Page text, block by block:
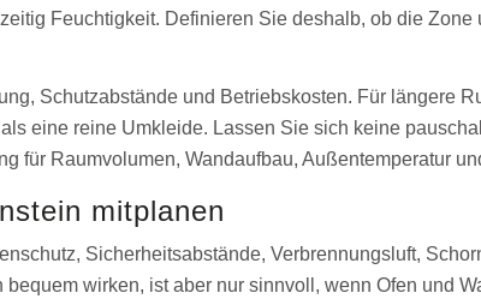
Feuchtigkeit. Definieren Sie deshalb, ob die Zone
Schutzabstände und Betriebskosten. Für längere
eine reine Umkleide. Lassen Sie sich keine
für Raumvolumen, Wandaufbau, Außentemperatur
mitplanen
Sicherheitsabstände, Verbrennungsluft,
wirken, ist aber nur sinnvoll, wenn Ofen und